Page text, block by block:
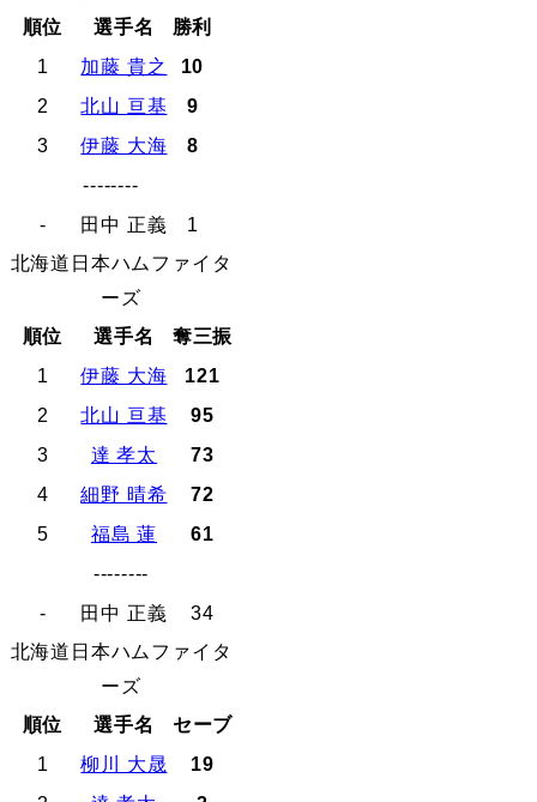
順位
選手名
勝利
1
加藤 貴之
10
2
北山 亘基
9
3
伊藤 大海
8
--------
-
田中 正義
1
北海道日本ハムファイタ
ーズ
順位
選手名
奪三振
1
伊藤 大海
121
2
北山 亘基
95
3
達 孝太
73
4
細野 晴希
72
5
福島 蓮
61
--------
-
田中 正義
34
北海道日本ハムファイタ
ーズ
順位
選手名
セーブ
1
柳川 大晟
19